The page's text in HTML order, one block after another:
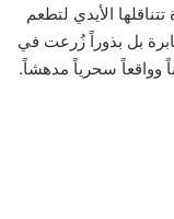
الأيدي لتطعم
بل بذوراً زُرعت في
وواقعاً سحرياً مدهشاً.